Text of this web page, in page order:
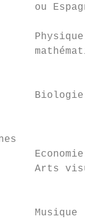
ou Espagnol
Physique et
Biologie
Economie
Arts
Musique